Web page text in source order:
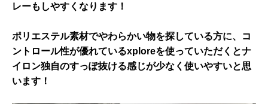
レーもしやすくなります！
ポリエステル素材でやわらかい物を探している方に、コ
ントロール性が優れているxploreを使っていただくとナ
イロン独自のすっぽ抜ける感じが少なく使いやすいと思
います！